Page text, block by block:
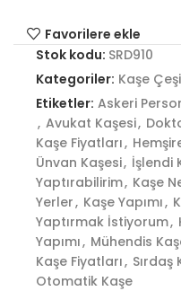
Favorilere ekle
Stok kodu: SRD910
Kategoriler: Kaşe
Etiketler: Askeri
, Avukat Kaşesi,
Kaşe Fiyatları,
Ünvan Kaşesi, İşlendi
Yaptırabilirim, Kaşe
Yerler, Kaşe Yapımı,
Yaptırmak İstiyorum,
Yapımı, Mühendis
Kaşe Fiyatları, Sırdaş
Otomatik Kaşe